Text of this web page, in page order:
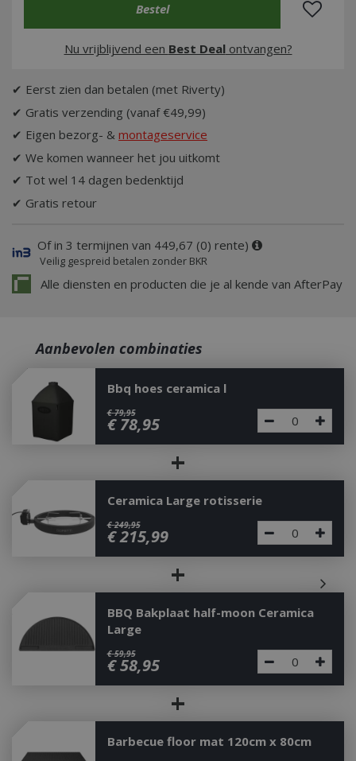
Nu vrijblijvend een Best Dealontvangen?
✔ Eerst zien dan betalen (met Riverty)
✔ Gratis verzending (vanaf €49,99)
✔ Eigen bezorg- & montageservice
✔ We komen wanneer het jou uitkomt
✔ Tot wel 14 dagen bedenktijd
✔ Gratis retour
Of in 3 termijnen van 449,67 (0) rente)
Veilig gespreid betalen zonder BKR
Alle diensten en producten die je al kende van AfterPay
Aanbevolen combinaties
Bbq hoes ceramica l
€ 79,95
€ 78,95
+
Ceramica Large rotisserie
€ 249,95
€215,99
+
BBQ Bakplaat half-moon Ceramica
Large
€ 59,95
€ 58,95
+
Barbecue floor mat 120cm x 80cm